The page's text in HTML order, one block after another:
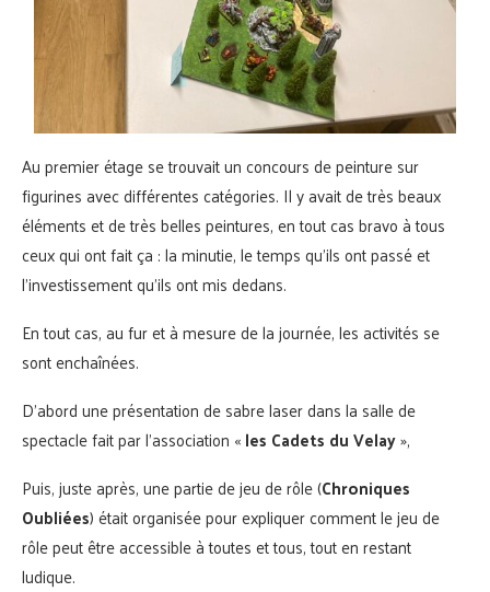
Au premier étage se trouvait un concours de peinture sur
figurines avec différentes catégories. Il y avait de très beaux
éléments et de très belles peintures, en tout cas bravo à tous
ceux qui ont fait ça : la minutie, le temps qu’ils ont passé et
l’investissement qu’ils ont mis dedans.
En tout cas, au fur et à mesure de la journée, les activités se
sont enchaînées.
D’abord une présentation de sabre laser dans la salle de
spectacle fait par l’association «les Cadets du Velay»,
Puis, juste après, une partie de jeu de rôle (Chroniques
Oubliées) était organisée pour expliquer comment le jeu de
rôle peut être accessible à toutes et tous, tout en restant
ludique.